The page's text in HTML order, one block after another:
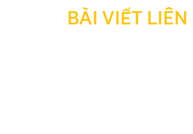
BÀI VIẾT LIÊN